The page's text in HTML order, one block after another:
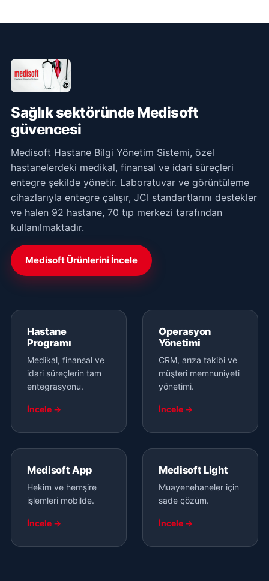
Sağlık sektöründe Medisoft
güvencesi
Medisoft Hastane Bilgi Yönetim Sistemi, özel
hastanelerdeki medikal, finansal ve idari süreçleri
entegre şekilde yönetir. Laboratuvar ve görüntüleme
cihazlarıyla entegre çalışır, JCI standartlarını destekler
ve halen 92 hastane, 70 tıp merkezi tarafından
kullanılmaktadır.
Medisoft Ürünlerini İncele
Hastane
Programı
Medikal, finansal ve
idari süreçlerin tam
entegrasyonu.
İncele →
Operasyon
Yönetimi
CRM, arıza takibi ve
müşteri memnuniyeti
yönetimi.
İncele →
Medisoft App
Hekim ve hemşire
işlemleri mobilde.
İncele →
Medisoft Light
Muayenehaneler için
sade çözüm.
İncele →